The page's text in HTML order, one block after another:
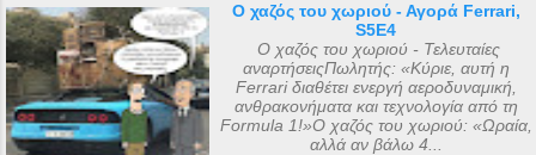
Ο χαζός του χωριού - Αγορά Ferrari,
S5E4
Ο χαζός του χωριού - Τελευταίες
αναρτήσειςΠωλητής: «Κύριε, αυτή η
Ferrari διαθέτει ενεργή αεροδυναμική,
ανθρακονήματα και τεχνολογία από τη
Formula 1!»Ο χαζός του χωριού: «Ωραία,
αλλά αν βάλω 4...